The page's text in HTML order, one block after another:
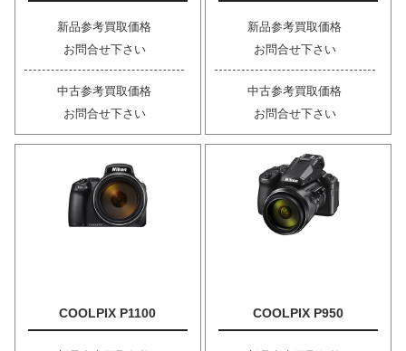
新品参考買取価格
お問合せ下さい
中古参考買取価格
お問合せ下さい
新品参考買取価格
お問合せ下さい
中古参考買取価格
お問合せ下さい
COOLPIX P1100 COOLPIX P950